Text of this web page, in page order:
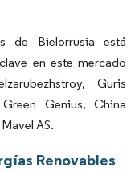
de Bielorrusia está
en este mercado
Guris
Genius, China
AS.
Renovables